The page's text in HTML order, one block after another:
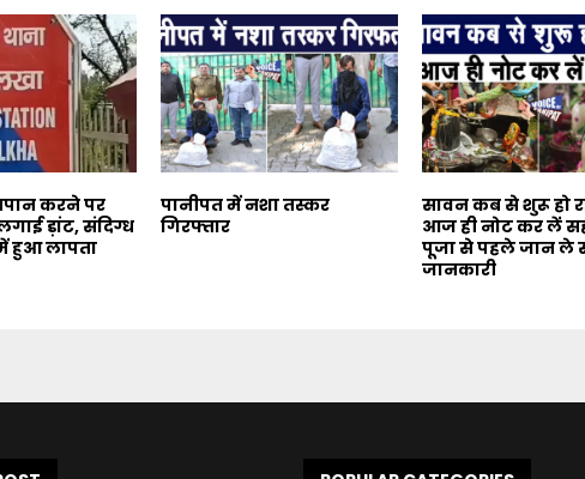
करने पर
ड़ांट, संदिग्ध
हुआ लापता
पानीपत में नशा तस्कर
गिरफ्तार
सावन कब से शुरू हो
आज ही नोट कर लें
पूजा से पहले जान ले
जानकारी